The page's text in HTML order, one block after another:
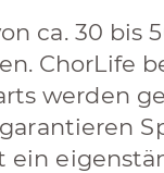
ca. 30 bis
ChorLife
werden
ein